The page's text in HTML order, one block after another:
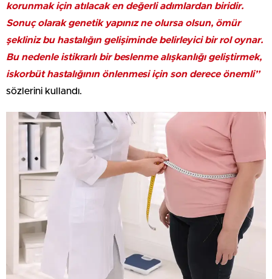
korunmak için atılacak en değerli adımlardan biridir.
Sonuç olarak genetik yapınız ne olursa olsun, ömür
şekliniz bu hastalığın gelişiminde belirleyici bir rol oynar.
Bu nedenle istikrarlı bir beslenme alışkanlığı geliştirmek,
iskorbüt hastalığının önlenmesi için son derece önemli”
sözlerini kullandı.